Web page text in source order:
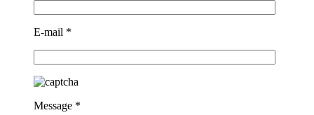
E-mail *
Message *